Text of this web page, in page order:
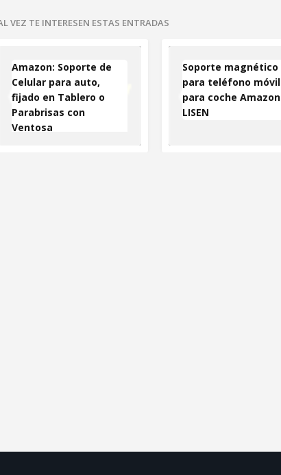
VEZ TE INTERESEN ESTAS ENTRADAS
Amazon: Soporte de
Celular para auto,
fijado en Tablero o
Parabrisas con
Ventosa
Soporte magnético
para teléfono móvil
para coche Amazon
LISEN